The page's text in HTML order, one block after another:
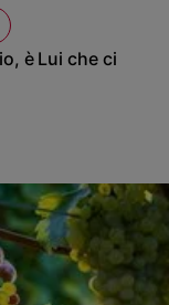
è Lui che ci